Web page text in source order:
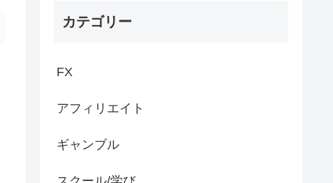
カテゴリー
FX
アフィリエイト
ギャンブル